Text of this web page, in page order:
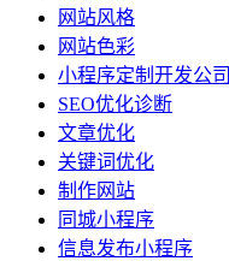
网站风格
网站色彩
小程序定制开发公司
SEO优化诊断
文章优化
关键词优化
制作网站
同城小程序
信息发布小程序